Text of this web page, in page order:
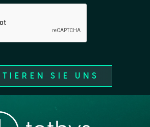
SIE UNS